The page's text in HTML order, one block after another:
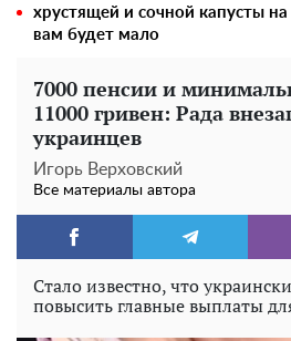
хрустящей и сочной капусты
вам будет мало
7000 пенсии и
11000 гривен: Рада
украинцев
Игорь Верховский
Все материалы автора
Стало известно, что
повысить главные выплаты